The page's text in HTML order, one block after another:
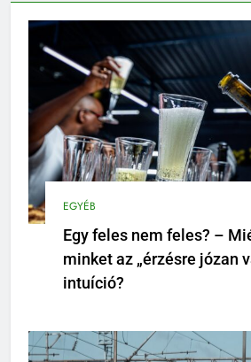
EGYÉB
Egy feles nem feles? –
minket az „érzésre józan
intuíció?